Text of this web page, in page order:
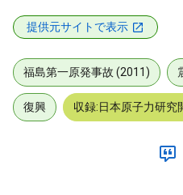
提供元サイトで表示
福島第一原発事故 (2011)
復興 収録:日本原子力研究